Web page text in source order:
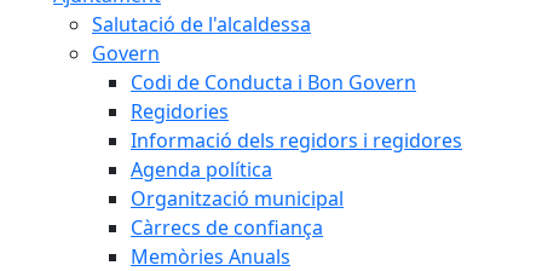
Salutació de l'alcaldessa
Govern
Codi de Conducta i Bon Govern
Regidories
Informació dels regidors i regidores
Agenda política
Organització municipal
Càrrecs de confiança
Memòries Anuals